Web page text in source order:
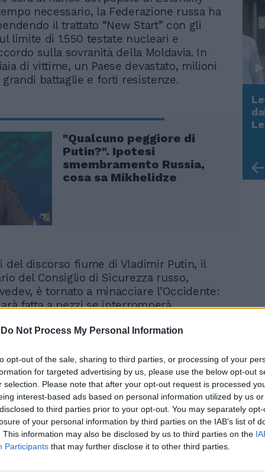
Do Not Process My Personal Information
opt-out of the sale, sharing to third parties, or processing of your
for targeted advertising by us, please use the below opt-out
selection. Please note that after your opt-out request is processed
interest-based ads based on personal information utilized by us
to third parties prior to your opt-out. You may separately
of your personal information by third parties on the IAB’s list of
This information may also be disclosed by us to third parties on the
Participants that may further disclose it to other third parties.
necessario, la Federazione russa ha
il trattato “New Start” con gli
limite di 1.550 testate nucleari e
sulla sovranità della Moldavia. In
di vittime, un Paese devastato, milioni
battaglie e forti resistenze.
"Qualcuno peggiore di
Putin?". Ipotesi
smembramento Russia,
cosa sa Mikhelidze
del discorso fiume di Vladimir Putin, il
del Consiglio di Sicurezza russo,
è tornato a minacciare l’Occidente:
fatta a pezzi se interromperà
di fornire armi al regime di Kiev,
il diritto di difenderci con qualsiasi
quelle nucleari. E’ ovvio a tutte le
che se gli USA vogliono la nostra
sull'orlo di un conflitto globale”. L’ex
ha assicurato che lo stop unilaterale
è dovuto alla necessità di includere gli
strategici di Gran Bretagna e Francia
di riduzione e limitazione delle armi
Rudy Giuliani a Come States?
Trump, Meloni e la strategia
americana